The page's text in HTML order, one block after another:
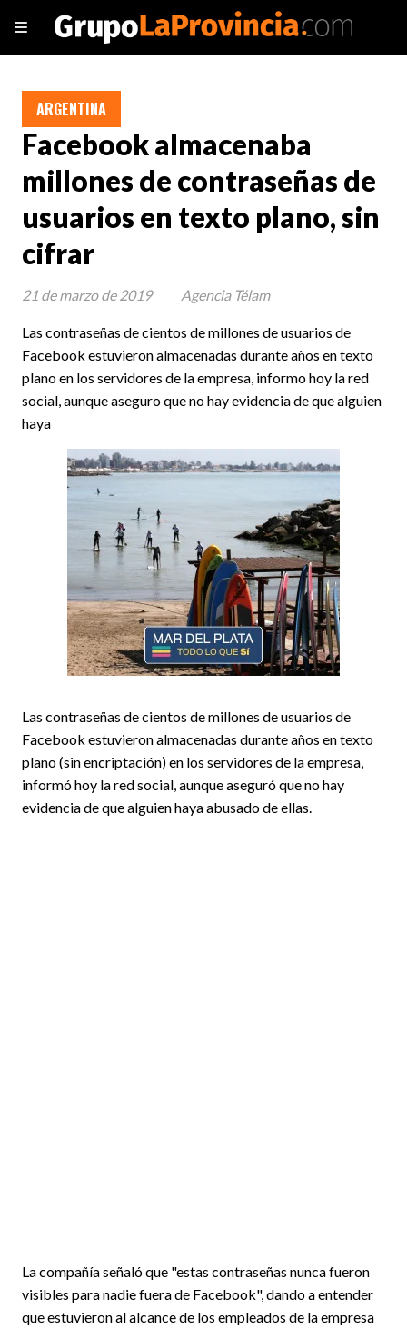
Facebook almacenaba
millones de contraseñas de
usuarios en texto plano, sin
cifrar
Las contraseñas de cientos de millones de usuarios de
Facebook estuvieron almacenadas durante años en texto
plano en los servidores de la empresa, informo hoy la red
social, aunque aseguro que no hay evidencia de que alguien
haya
ARGENTINA
21 de marzo de 2019 Agencia Télam
Las contraseñas de cientos de millones de usuarios de
Facebook estuvieron almacenadas durante años en texto
plano (sin encriptación) en los servidores de la empresa,
informó hoy la red social, aunque aseguró que no hay
evidencia de que alguien haya abusado de ellas.
La compañía señaló que "estas contraseñas nunca fueron
visibles para nadie fuera de Facebook", dando a entender
que estuvieron al alcance de los empleados de la empresa